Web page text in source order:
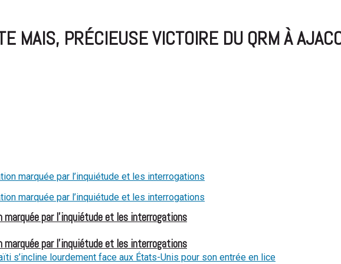
par l’inquiétude et les interrogations
par l’inquiétude et les interrogations
MAIS, PRÉCIEUSE VICTOIRE DU QRM À